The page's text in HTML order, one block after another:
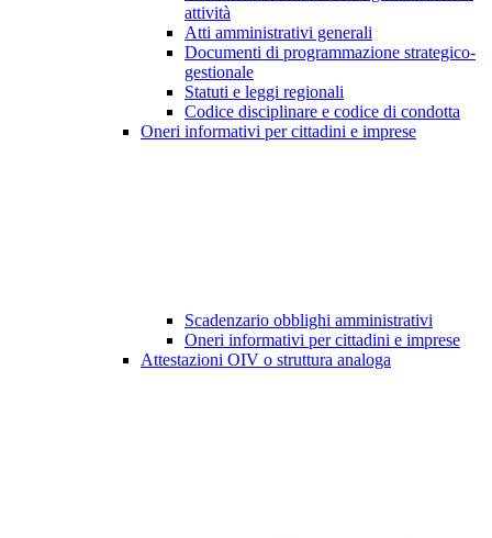
attività
Atti amministrativi generali
Documenti di programmazione strategico-
gestionale
Statuti e leggi regionali
Codice disciplinare e codice di condotta
Oneri informativi per cittadini e imprese
Scadenzario obblighi amministrativi
Oneri informativi per cittadini e imprese
Attestazioni OIV o struttura analoga